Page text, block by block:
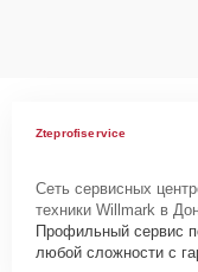
Для запуска процесса
специалисты
вопросам, запишут на
курьерской доставки
и место.
Zteprofiservice
Сеть сервисных
техники Willmark в
Профильный сервис
любой сложности с